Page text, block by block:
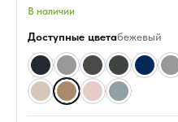
В наличии
Доступные цветабежевый